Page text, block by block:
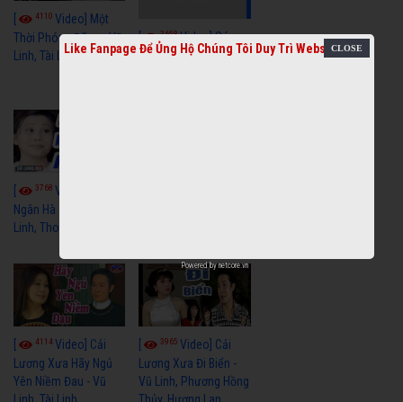
4110 Video] Một
Thời Phóng Đãng - Vũ
Linh, Tài Linh, Chí Linh
[ 3658Video] Sóng
Gió Làng Chài - Vũ
3768 Video] Dãy
Ngân Hà - Vũ Linh, Tài
Linh, Thoại Mỹ
4114Video] Cải
Lương Xưa Hãy Ngủ
Yên Niềm Đau - Vũ
Linh, Tài Linh
3965Video] Cải
Lương Xưa Đi Biển -
Vũ Linh, Phương Hồng
Thủy, Hương Lan,
Like Fanpage Để Ủng Hộ Chúng Tôi Duy Trì Website
Powered bynetcore.vn